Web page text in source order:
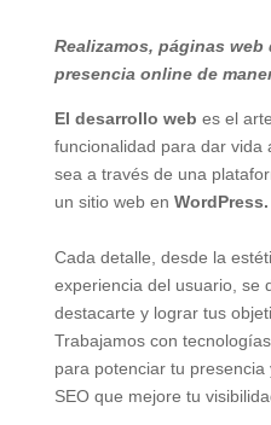
Realizamos, páginas
presencia online de
El desarrollo web es el
funcionalidad para dar vida
sea a través de una
un sitio web en WordPress.
Cada detalle, desde la
experiencia del usuario, se
destacarte y lograr tus
Trabajamos con
para potenciar tu
SEO que mejore tu